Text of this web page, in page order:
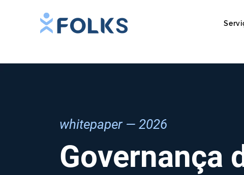
whitepaper — 2026
Governança